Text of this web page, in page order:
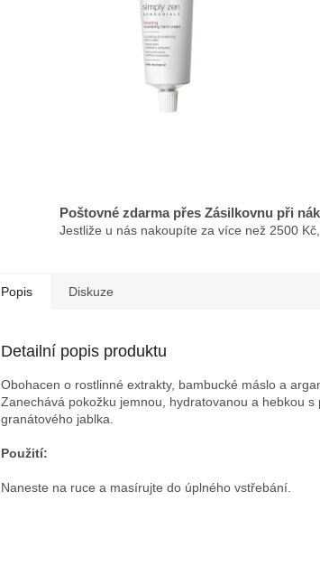
Poštovné zdarma přes Zásilkovnu při
Jestliže u nás nakoupíte za více než 2500
Popis Diskuze
Detailní popis produktu
Obohacen o rostlinné extrakty, bambucké máslo a
Zanechává pokožku jemnou, hydratovanou a hebkou
granátového jablka.
Použití:
Naneste na ruce a masírujte do úplného vstřebání.